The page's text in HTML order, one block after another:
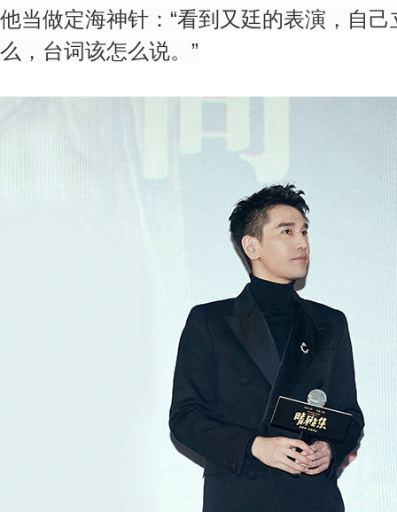
他当做定海神针：“看到又廷的表演，自
么，台词该怎么说。”